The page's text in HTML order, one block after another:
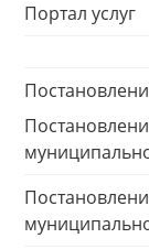
Портал услуг